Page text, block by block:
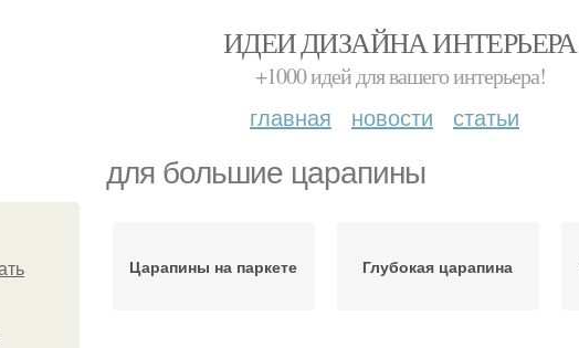
ИДЕИ ДИЗАЙНА ИНТЕРЬЕРА
+1000 идей для вашего интерьера!
главная новости статьи
для большие царапины
Царапины на паркете Глубокая царапина